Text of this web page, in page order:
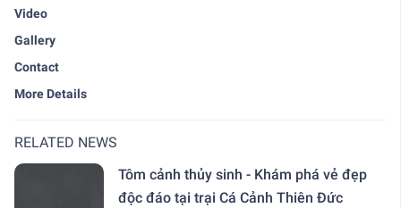
Video
Gallery
Contact
More Details
RELATED NEWS
Tôm cảnh thủy sinh - Khám phá vẻ đẹp
độc đáo tại trại Cá Cảnh Thiên Đức